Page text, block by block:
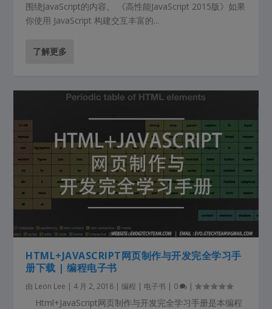
围绕JavaScript的内容。 《高性能JavaScript 2015版》如果
你使用 JavaScript 构建交互丰富的...
了解更多
HTML+JAVASCRIPT网页制作与开发完全学习手
册下载 | 编程电子书
由 Leon Lee | 4 月 2, 2018 |编程 | 电子书 | 0 |
Html+JavaScript网页制作与开发完全学习手册是本编程